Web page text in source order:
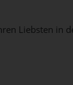
Liebsten in